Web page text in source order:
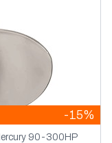
-15%
90-300HP